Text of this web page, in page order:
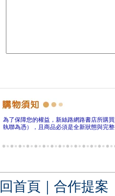
為了保障您的權益，新絲路網路書店所購
執聯為憑），且商品必須是全新狀態與完
回首頁 ｜ 合作提案